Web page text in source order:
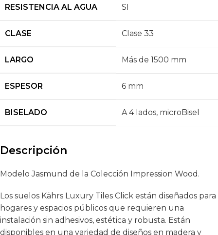
RESISTENCIA AL AGUA SI
CLASE Clase 33
LARGO Más de 1500 mm
ESPESOR 6 mm
BISELADO A 4 lados, microBisel
Descripción
Modelo Jasmund de la Colección Impression Wood.
Los suelos Kährs Luxury Tiles Click están diseñados para
hogares y espacios públicos que requieren una
instalación sin adhesivos, estética y robusta. Están
disponibles en una variedad de diseños en madera y